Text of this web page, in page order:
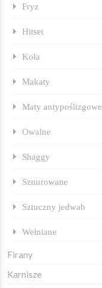
Fryz
Hitset
Koła
Makaty
Maty antypoślizgowe
Owalne
Shaggy
Sznurowane
Sztuczny jedwab
Wełniane
Firany
Karnisze